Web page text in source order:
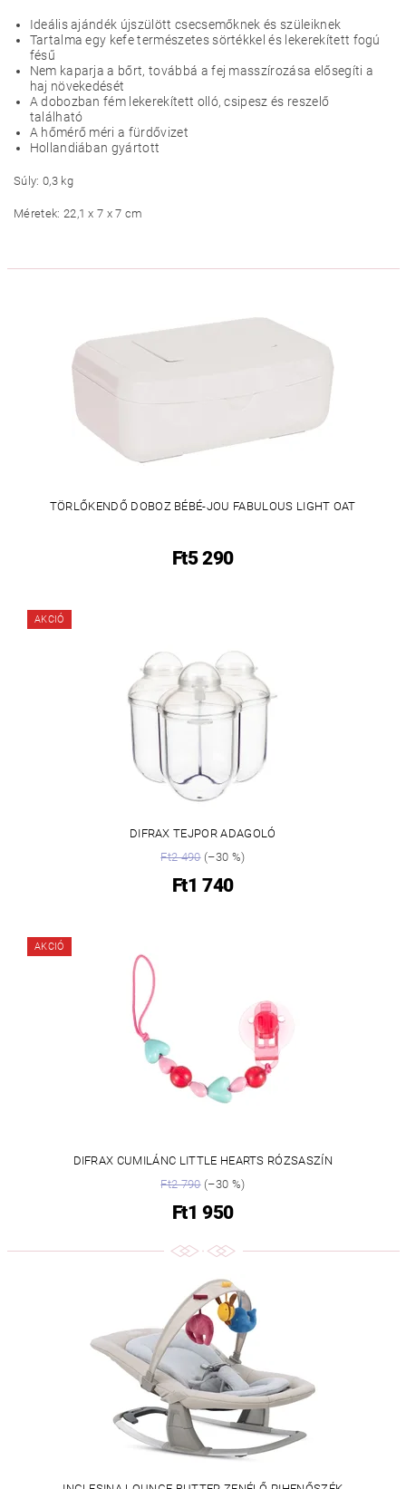
Ideális ajándék újszülött csecsemőknek és szüleiknek
Tartalma egy kefe természetes sörtékkel és lekerekített fogú
fésű
Nem kaparja a bőrt, továbbá a fej masszírozása elősegíti a
haj növekedését
A dobozban fém lekerekített olló, csipesz és reszelő
található
A hőmérő méri a fürdővizet
Hollandiában gyártott
Súly: 0,3 kg
Méretek: 22,1 x 7 x 7 cm
TÖRLŐKENDŐ DOBOZ BÉBÉ-JOU FABULOUS LIGHT OAT
Ft5 290
AKCIÓ
DIFRAX TEJPOR ADAGOLÓ
Ft2 490(–30 %)
Ft1 740
AKCIÓ
DIFRAX CUMILÁNC LITTLE HEARTS RÓZSASZÍN
Ft2 790(–30 %)
Ft1 950